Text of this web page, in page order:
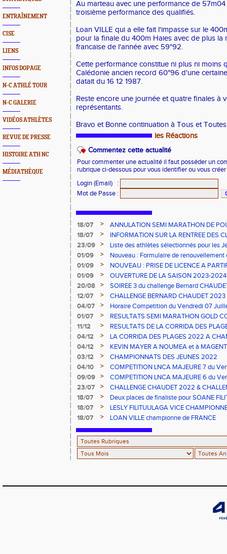
ENTRAÎNEMENT
CISE
LIENS
INFOS DOPAGE
N-C ATHLÉ TOUR
N-C GALERIE
VIDÉOS ATHLÈTES
REVUE DE PRESSE
HISTOIRE ATH NC
MÉDIATHÈQUE
Au marteau avec une performance de
troisième performance des qualifiés.
Loan VILLE qui a elle fait l'impasse sur le
pour la finale du 400m Haies avec de plus la
francaise de l'année avec 59"92.
Cette performance constitue ni plus ni moins
Calédonie ancien record 60"96 d'une
datait du 16 12 1987.
Reste encore une journée et quatre finales à
représentants.
Bravo et Bonne continuation à Tous et
les Réactions
Commentez cette actualité
Pour commenter une actualité il faut posséder un
rubrique ci-dessous pour vous identifier ou vous
Login (Email)
:
Mot de Passe :
18/07 >
ANNULATION SEMI MARATHON DE
18/07
>
INFORMATION SUR LA RENTREE DES
23/09
>
Liste des athlètes sélectionnés pour les
2023
01/09 >
Nouveau : Formulaire de renouvellement
01/09
>
NOUVEAU : PRISE DE LICENCE A
2023
01/09 >
OUVERTURE DE LA SAISON 2023-
20/08
>
SOIREE 3 du challenge Bernard
12/07
>
CHALLENGE BERNARD CHAUDET 2023
04/07
>
Horaire Competition du Vendredi 07
01/07
>
RESULTATS SEMI MARATHON GOLD
11/12
>
RESULTATS DE LA CORRIDA DES
04/12
>
LA CORRIDA DES PLAGES 2022 A
04/12
>
KEVIN MAYER A NOUMEA et à
03/12
>
CHAMPIONNATS DES JEUNES 2022
04/10
>
COMPETITION LNCA MAJEURE 7 du
09/09
>
COMPETITION LNCA MAJEURE 6 du
2022
23/07 >
CHALLENGE CHAUDET 2022 &
18/07
>
Deux places de finaliste pour SOANE
championnats de France CADETS de
18/07 >
LESLY FILITUULAGA VICE
NC au DISQUE JUNIORS
18/07 > LOAN VILLE championne de FRANCE